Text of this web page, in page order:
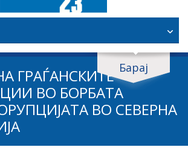
Барај
ГРАЃАНСКИТЕ
ВО БОРБАТА
ВО СЕВЕРНА